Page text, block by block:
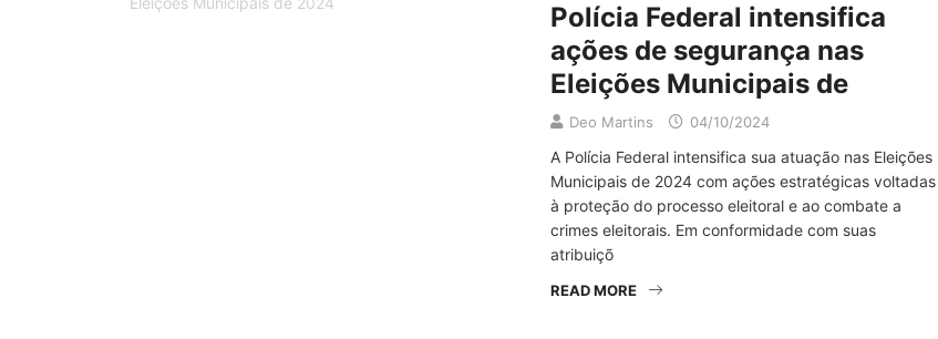
Polícia Federal intensifica
ações de segurança nas
Eleições Municipais de
Deo Martins 04/10/2024
A Polícia Federal intensifica sua atuação nas Eleições
Municipais de 2024 com ações estratégicas voltadas
à proteção do processo eleitoral e ao combate a
crimes eleitorais. Em conformidade com suas
atribuiçõ
READ MORE